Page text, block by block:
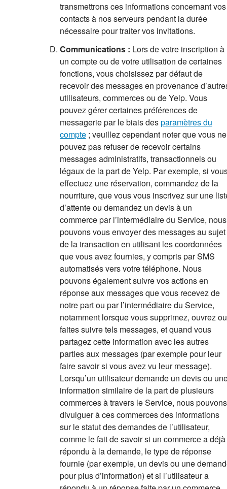
transmettrons ces informations concernant vos
contacts à nos serveurs pendant la durée
nécessaire pour traiter vos invitations.
Communications : Lors de votre inscription à
un compte ou de votre utilisation de certaines
fonctions, vous choisissez par défaut de
recevoir des messages en provenance
utilisateurs, commerces ou de Yelp. Vous
pouvez gérer certaines préférences de
messagerie par le biais desparamètres du
compte ; veuillez cependant noter que vous ne
pouvez pas refuser de recevoir certains
messages administratifs, transactionnels ou
légaux de la part de Yelp. Par exemple, si
effectuez une réservation, commandez de la
nourriture, que vous vous inscrivez sur une
d’attente ou demandez un devis à un
commerce par l’intermédiaire du Service, nous
pouvons vous envoyer des messages au sujet
de la transaction en utilisant les coordonnées
que vous avez fournies, y compris par SMS
automatisés vers votre téléphone. Nous
pouvons également suivre vos actions en
réponse aux messages que vous recevez de
notre part ou par l’intermédiaire du Service,
notamment lorsque vous supprimez, ouvrez ou
faites suivre tels messages, et quand vous
partagez cette information avec les autres
parties aux messages (par exemple pour leur
faire savoir si vous avez vu leur message).
Lorsqu’un utilisateur demande un devis ou
information similaire de la part de plusieurs
commerces à travers le Service, nous pouvons
divulguer à ces commerces des informations
sur le statut des demandes de l’utilisateur,
comme le fait de savoir si un commerce a déjà
répondu à la demande, le type de réponse
fournie (par exemple, un devis ou une
pour plus d’information) et si l’utilisateur a